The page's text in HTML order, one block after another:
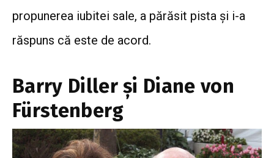
propunerea iubitei sale, a părăsit pista și i-a
răspuns că este de acord.
Barry Diller și Diane von
Fürstenberg